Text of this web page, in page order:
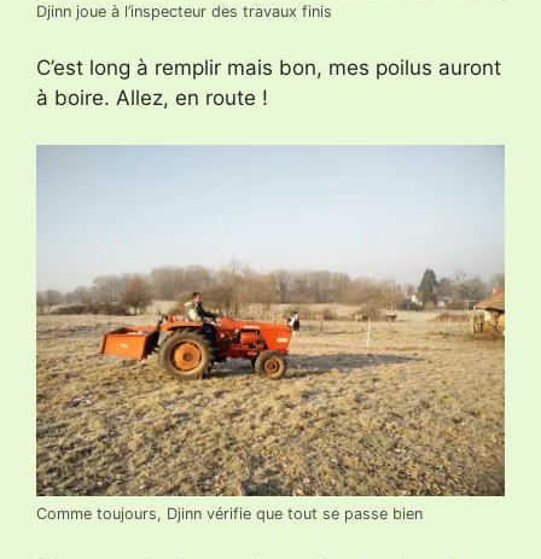
Djinn joue à l’inspecteur des travaux finis
C’est long à remplir mais bon, mes poilus auront
à boire. Allez, en route !
Comme toujours, Djinn vérifie que tout se passe bien